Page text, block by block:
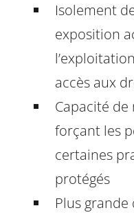
Isolement
exposition
accès aux
Capacité
forçant les
certaines
protégés
Plus